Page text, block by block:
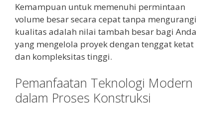
Kemampuan untuk memenuhi permintaan
volume besar secara cepat tanpa mengurangi
kualitas adalah nilai tambah besar bagi Anda
yang mengelola proyek dengan tenggat ketat
dan kompleksitas tinggi.
Pemanfaatan Teknologi Modern
dalam Proses Konstruksi